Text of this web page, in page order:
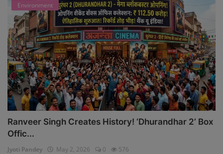
Environment
Ranveer Singh Creates History! ‘Dhurandhar 2’ Box
Offic...
Jyoti Pandey May 2, 2026 0 576